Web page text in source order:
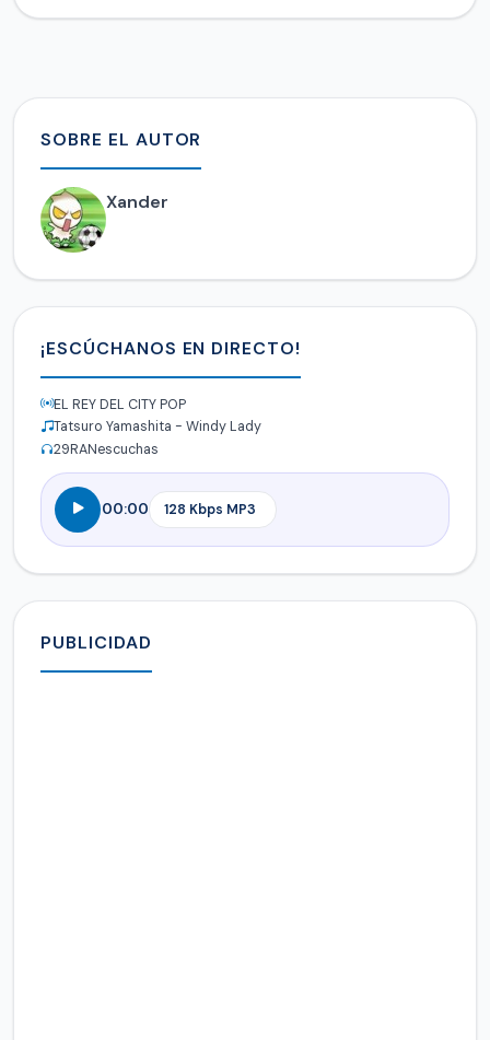
SOBRE EL AUTOR
Xander
¡ESCÚCHANOS EN DIRECTO!
EL REY DEL CITY POP
Tatsuro Yamashita - Windy Lady
29RANescuchas
00:00
PUBLICIDAD